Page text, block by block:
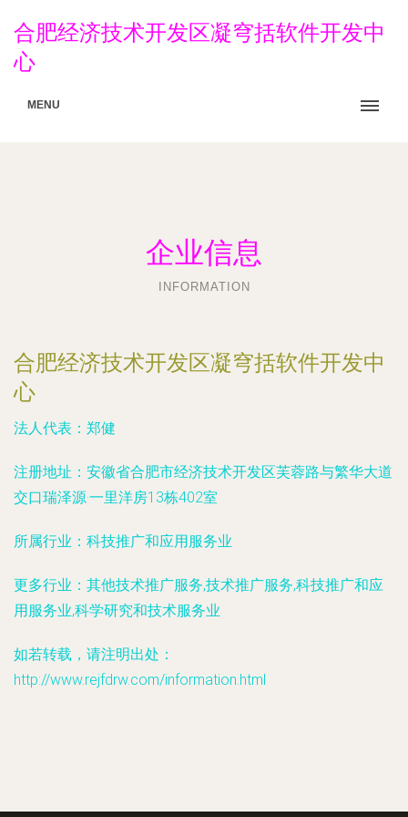
合肥经济技术开发区凝穹括软件开发中
心
MENU
企业信息
INFORMATION
合肥经济技术开发区凝穹括软件开发中
心
法人代表： 郑健
注册地址： 安徽省合肥市经济技术开发区芙蓉路与繁华大道
交口瑞泽源·一里洋房13栋402室
所属行业： 科技推广和应用服务业
更多行业： 其他技术推广服务,技术推广服务,科技推广和应
用服务业,科学研究和技术服务业
如若转载，请注明出处：
http://www.rejfdrw.com/information.html